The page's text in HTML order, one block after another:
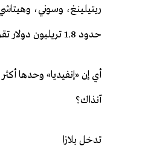
ريتيلينغ، وسوني،
حدود 1.8 تريليون دولار تقريبا.
أي إن «إنفيديا» وحدها
آنذاك؟
تدخل بلازا